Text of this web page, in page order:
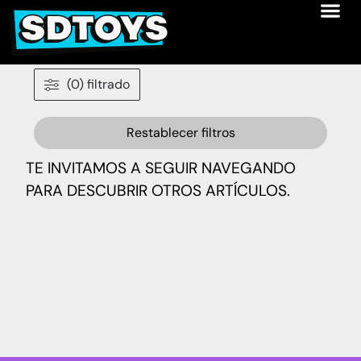
(0) filtrado
Restablecer filtros
TE INVITAMOS A SEGUIR NAVEGANDO
PARA DESCUBRIR OTROS ARTÍCULOS.